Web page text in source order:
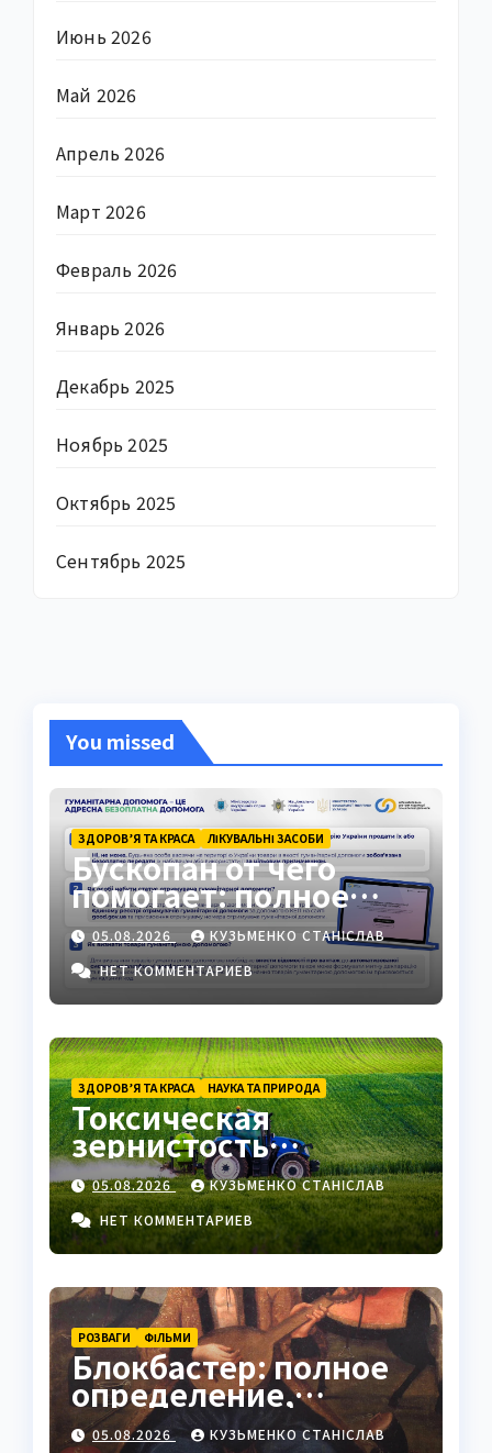
Июнь 2026
Май 2026
Апрель 2026
Март 2026
Февраль 2026
Январь 2026
Декабрь 2025
Ноябрь 2025
Октябрь 2025
Сентябрь 2025
You missed
ЗДОРОВ’Я ТА КРАСА ЛІКУВАЛЬНІ ЗАСОБИ
Бускопан от чего
помогает: полное
руководство
05.08.2026
КУЗЬМЕНКО СТАНІСЛАВ
НЕТ КОММЕНТАРИЕВ
ЗДОРОВ’Я ТА КРАСА НАУКА ТА ПРИРОДА
Токсическая
зернистость
нейтрофилов —
важный маркер
воспаления
05.08.2026
КУЗЬМЕНКО СТАНІСЛАВ
НЕТ КОММЕНТАРИЕВ
РОЗВАГИ ФІЛЬМИ
Блокбастер: полное
определение,
история и
05.08.2026 КУЗЬМЕНКО СТАНІСЛАВ